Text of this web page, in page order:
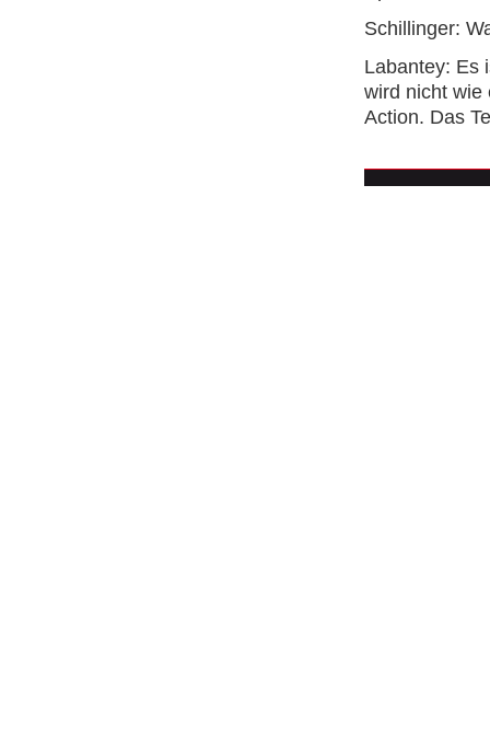
Schillinger:
Labantey: Es
wird nicht wie
Action. Das